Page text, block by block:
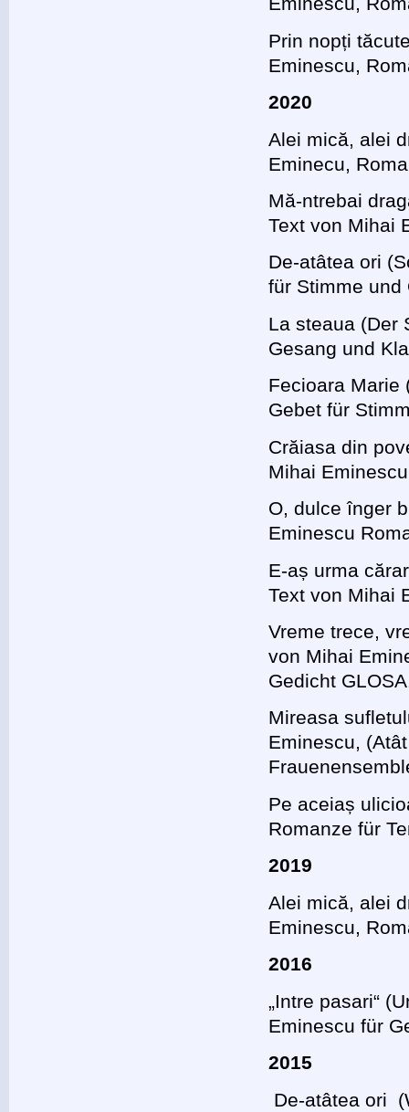
Prin nopți
Eminescu,
2020
Alei mică, alei
Eminecu,
Mă-ntrebai
Text von Mihai
De-atâtea ori
für Stimme
La steaua (Der
Gesang und
Fecioara Marie
Gebet für
Crăiasa din
Mihai
O, dulce înger
Eminescu
E-aș urma
Text von Mihai
Vreme trece,
von Mihai
Gedicht
Mireasa
Eminescu,
Pe aceiaș
Romanze für
2019
Alei mică, alei
Eminescu,
2016
„Intre pasari“
Eminescu für
2015
De-atâtea ori